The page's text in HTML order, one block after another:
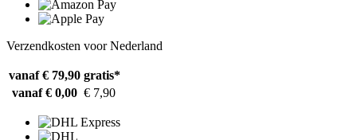
Verzendkosten voor Nederland
vanaf € 79,90 gratis*
vanaf € 0,00 € 7,90